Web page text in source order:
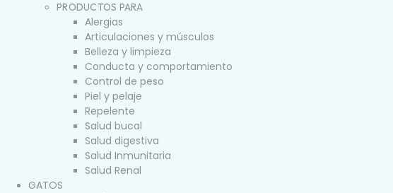
PRODUCTOS PARA
Alergias
Articulaciones y músculos
Belleza y limpieza
Conducta y comportamiento
Control de peso
Piel y pelaje
Repelente
Salud bucal
Salud digestiva
Salud Inmunitaria
Salud Renal
GATOS